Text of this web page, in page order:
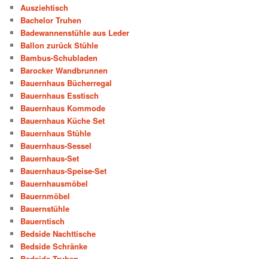
Ausziehtisch
Bachelor Truhen
Badewannenstühle aus Leder
Ballon zurück Stühle
Bambus-Schubladen
Barocker Wandbrunnen
Bauernhaus Bücherregal
Bauernhaus Esstisch
Bauernhaus Kommode
Bauernhaus Küche Set
Bauernhaus Stühle
Bauernhaus-Sessel
Bauernhaus-Set
Bauernhaus-Speise-Set
Bauernhausmöbel
Bauernmöbel
Bauernstühle
Bauerntisch
Bedside Nachttische
Bedside Schränke